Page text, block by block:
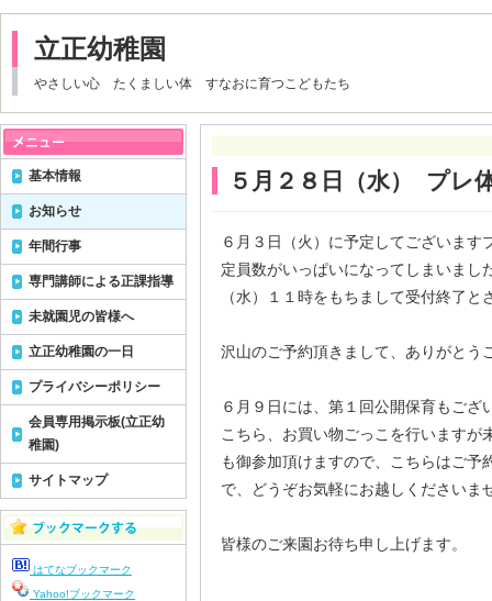
立正幼稚園
やさしい心 たくましい体 すなおに育つこどもたち
５月２８日（水） プレ
６月３日（火）に予定してございます
定員数がいっぱいになってしまいまし
（水）１１時をもちまして受付終了と
沢山のご予約頂きまして、ありがとう
６月９日には、第１回公開保育もござ
こちら、お買い物ごっこを行いますが
も御参加頂けますので、こちらはご予
で、どうぞお気軽にお越しくださいま
皆様のご来園お待ち申し上げます。
基本情報
お知らせ
年間行事
専門講師による正課指導
未就園児の皆様へ
立正幼稚園の一日
プライバシーポリシー
会員専用掲示板(立正幼
稚園)
サイトマップ
はてなブックマーク
Yahoo!ブックマーク